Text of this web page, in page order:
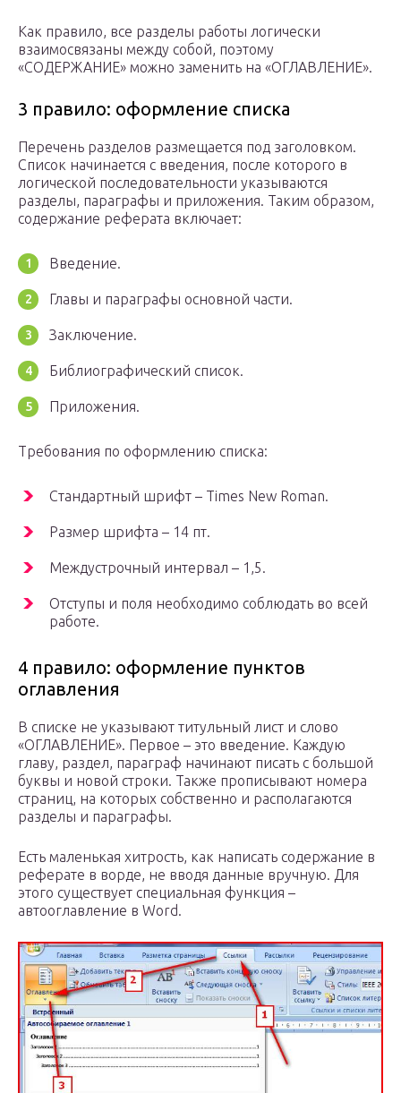
Как правило, все разделы работы логически
взаимосвязаны между собой, поэтому
«СОДЕРЖАНИЕ» можно заменить на «ОГЛАВЛЕНИЕ».
3 правило: оформление списка
Перечень разделов размещается под заголовком.
Список начинается с введения, после которого в
логической последовательности указываются
разделы, параграфы и приложения. Таким образом,
содержание реферата включает:
Введение.
Главы и параграфы основной части.
Заключение.
Библиографический список.
Приложения.
Требования по оформлению списка:
Стандартный шрифт – Times New Roman.
Размер шрифта – 14 пт.
Междустрочный интервал – 1,5.
Отступы и поля необходимо соблюдать во всей
работе.
4 правило: оформление пунктов
оглавления
В списке не указывают титульный лист и слово
«ОГЛАВЛЕНИЕ». Первое – это введение. Каждую
главу, раздел, параграф начинают писать с большой
буквы и новой строки. Также прописывают номера
страниц, на которых собственно и располагаются
разделы и параграфы.
Есть маленькая хитрость, как написать содержание в
реферате в ворде, не вводя данные вручную. Для
этого существует специальная функция –
автооглавление в Word.